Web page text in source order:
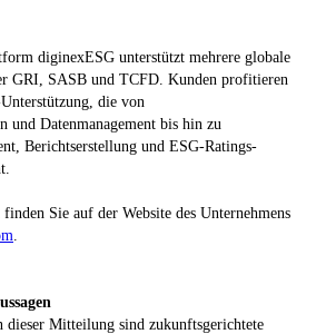
diginexESG unterstützt mehrere globale
GRI, SASB und TCFD. Kunden profitieren
die von
und Datenmanagement bis hin zu
Berichtserstellung und ESG-Ratings-
Sie auf der Website des Unternehmens
dieser Mitteilung sind zukunftsgerichtete